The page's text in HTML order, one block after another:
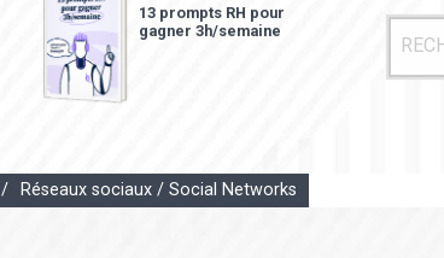
13 prompts RH pour
gagner 3h/semaine
/ Réseaux sociaux / Social Networks